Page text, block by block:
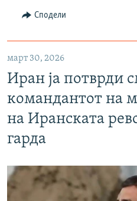
Сподели
март 30, 2026
Иран ја потврди
командантот на
на Иранската
гарда